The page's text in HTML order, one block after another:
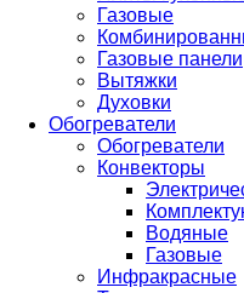
Газовые
Газовые панели
Вытяжки
Духовки
Обогреватели
Обогреватели
Конвекторы
Водяные
Газовые
Инфракрасные